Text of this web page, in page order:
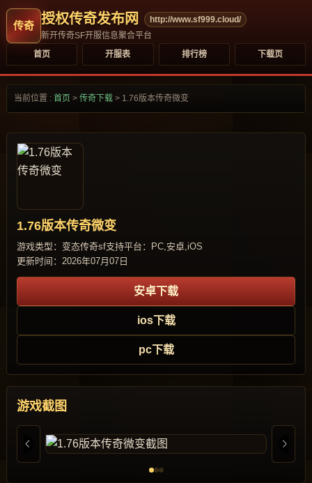
授权传奇发布网
http://www.sf999.cloud/
新开传奇SF开服信息聚合平台
首页
开服表 排行榜 下载页
当前位置 : 首页 > 传奇下载 > 1.76版本传奇微变
1.76版本传奇微变
游戏类型：变态传奇sf支持平台：PC,安卓,iOS
更新时间：2026年07月07日
安卓下载
ios下载
pc下载
游戏截图